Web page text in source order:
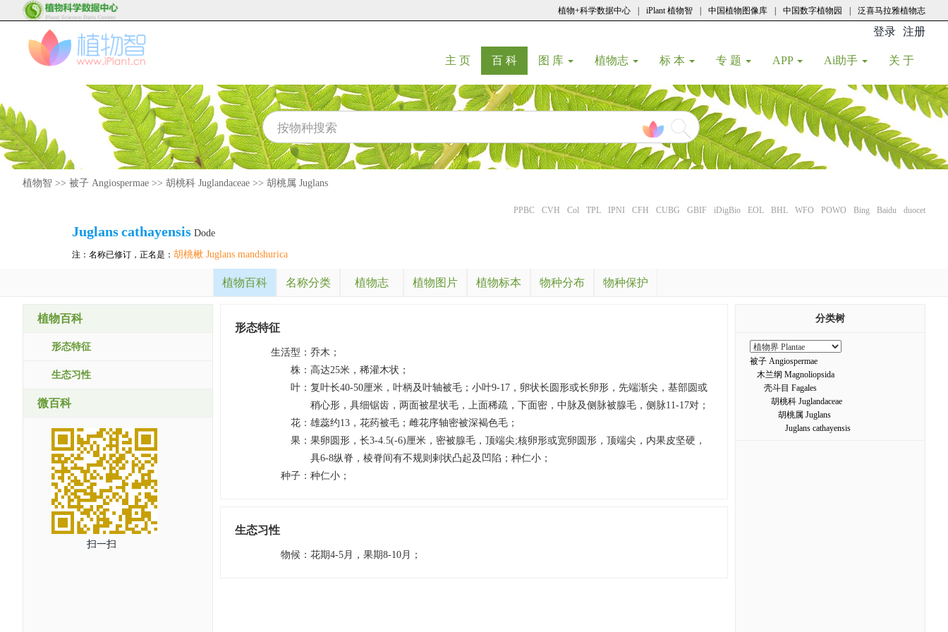
植物+科学数据中心 iPlant 植物智 中国植物图像库 中国数字植物园 泛喜马拉雅植物志
登录 注册
主 页(current)
百 科(current)
图 库 植物志 标 本 专 题 APP Ai助手 关 于
植物智 >> 被子 Angiospermae >> 胡桃科 Juglandaceae >> 胡桃属 Juglans
PPBC CVH Col TPL IPNI CFH CUBG GBIF iDigBio EOL BHL WFO POWO Bing Baidu duocet
Juglanscathayensis Dode
注：名称已修订，正名是： 胡桃楸 Juglans mandshurica
植物百科 名称分类 植物志 植物图片 植物标本 物种分布 物种保护
植物百科
形态特征
生态习性
微百科
扫一扫
形态特征
生活型 ： 乔木；
株 ： 高达25米，稀灌木状；
叶 ： 复叶长40-50厘米，叶柄及叶轴被毛；小叶9-17，卵状长圆形或长卵形，先端渐尖，基部圆或
稍心形，具细锯齿，两面被星状毛，上面稀疏，下面密，中脉及侧脉被腺毛，侧脉11-17对；
花 ： 雄蕊约13，花药被毛；雌花序轴密被深褐色毛；
果 ： 果卵圆形，长3-4.5(-6)厘米，密被腺毛，顶端尖;核卵形或宽卵圆形，顶端尖，内果皮坚硬，
具6-8纵脊，棱脊间有不规则剌状凸起及凹陷；种仁小；
种子 ： 种仁小；
生态习性
物候 ： 花期4-5月，果期8-10月；
分类树
被子 Angiospermae
木兰纲 Magnoliopsida
壳斗目 Fagales
胡桃科 Juglandaceae
胡桃属 Juglans
Juglans cathayensis